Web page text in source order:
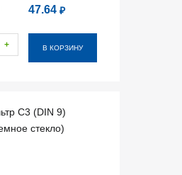
47.64 ₽
+ В КОРЗИНУ